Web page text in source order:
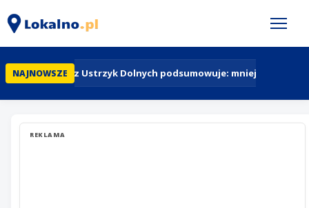
NAJNOWSZEPolicja z Ustrzyk Dolnych podsumowuje: mniej
REKLAMA